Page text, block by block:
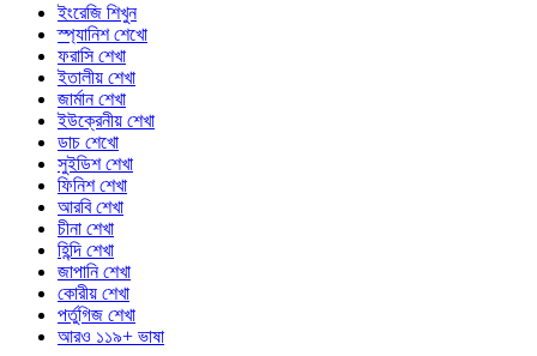
ইংরেজি শিখুন
স্প্যানিশ শেখো
ফরাসি শেখা
ইতালীয় শেখা
জার্মান শেখা
ইউক্রেনীয় শেখা
ডাচ শেখো
সুইডিশ শেখা
ফিনিশ শেখা
আরবি শেখা
চীনা শেখা
হিন্দি শেখা
জাপানি শেখা
কোরীয় শেখা
পর্তুগিজ শেখা
আরও ১১৯+ ভাষা